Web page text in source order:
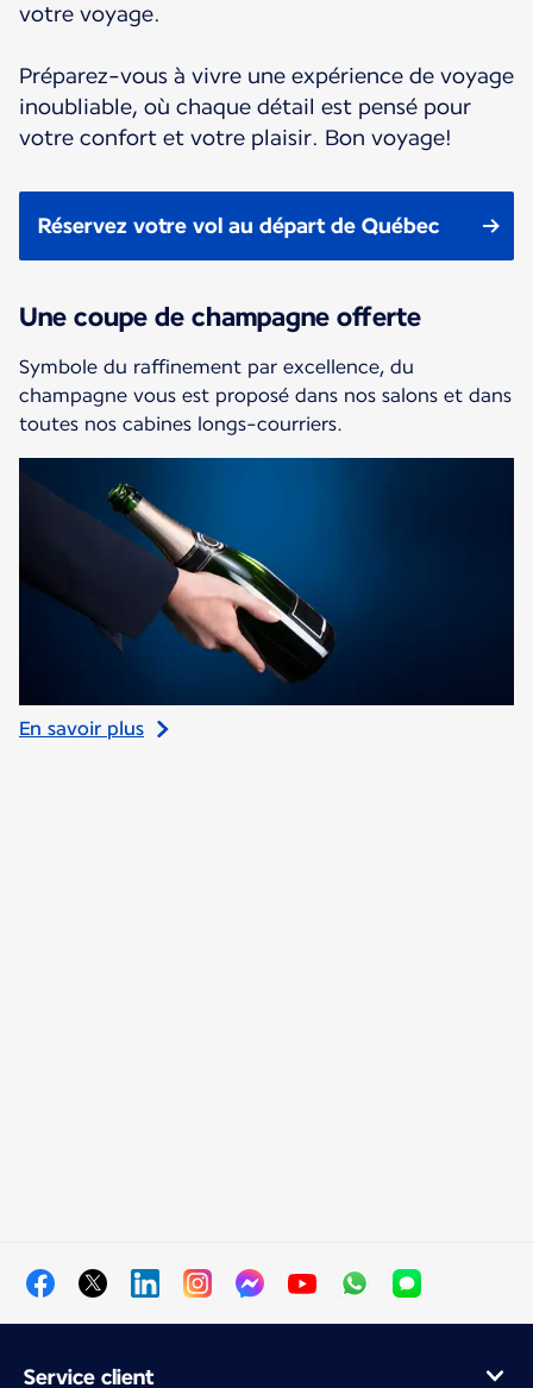
votre voyage.
Préparez-vous à vivre une expérience de voyage
inoubliable, où chaque détail est pensé pour
votre confort et votre plaisir. Bon voyage!
Réservez votre vol au départ de Québec
Une coupe de champagne offerte
Symbole du raffinement par excellence, du
champagne vous est proposé dans nos salons et dans
toutes nos cabines longs-courriers.
En savoir plus
Service client